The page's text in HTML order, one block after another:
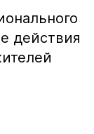
действия